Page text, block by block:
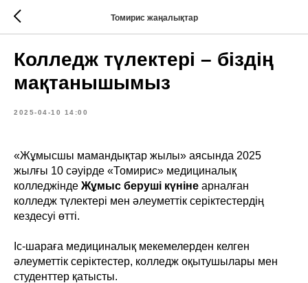
Томирис жаңалықтар
Колледж түлектері – біздің
мақтанышымыз
2025-04-10 14:00
«Жұмысшы мамандықтар жылы» аясында 2025
жылғы 10 сәуірде «Томирис» медициналық
колледжінде Жұмыс беруші күніне арналған
колледж түлектері мен әлеуметтік серіктестердің
кездесуі өтті.
Іс-шараға медициналық мекемелерден келген
әлеуметтік серіктестер, колледж оқытушылары мен
студенттер қатысты.